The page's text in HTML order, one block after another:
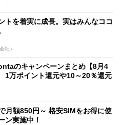
トを着実に成長。実はみんなココ
社）
のキャンペーンまとめ【8月4
1万ポイント還元や10～20％還元
月額850円～ 格安SIMをお得に使
ン実施中！